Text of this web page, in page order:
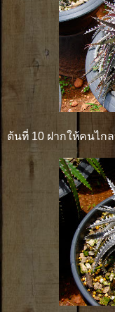
ต้นที่ 10 ฝากให้คนไก